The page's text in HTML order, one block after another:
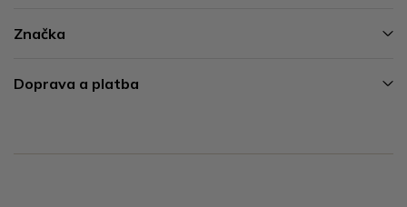
Značka
Doprava a platba